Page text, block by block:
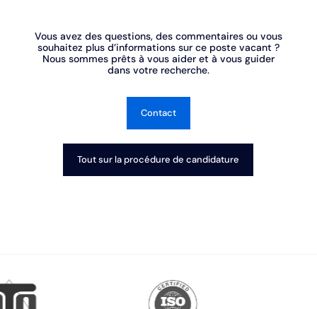
Vous avez des questions, des commentaires ou vous
souhaitez plus d’informations sur ce poste vacant ?
Nous sommes prêts à vous aider et à vous guider
dans votre recherche.
Contact
Tout sur la procédure de candidature